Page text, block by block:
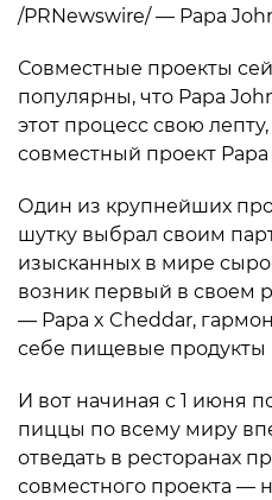
/PRNewswire/ — Papa
Совместные проекты
популярны, что Papa
этот процесс свою
совместный проект Papa
Один из крупнейших
шутку выбрал своим
изысканных в мире
возник первый в своем
— Papa x Cheddar,
себе пищевые продукты
И вот начиная с 1 июня
пиццы по всему миру
отведать в ресторанах
совместного проекта —